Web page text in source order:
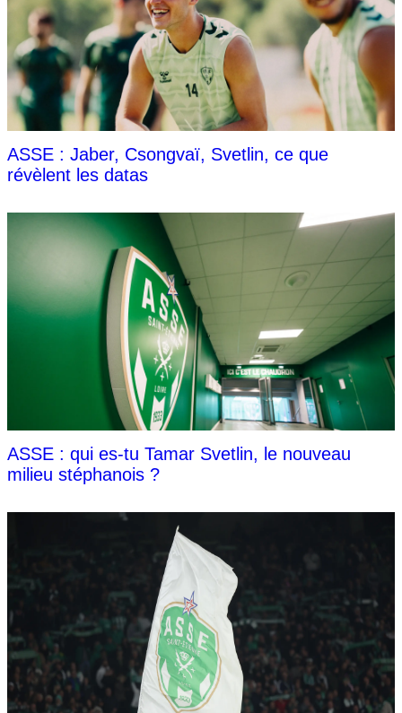
ASSE : Jaber, Csongvaï, Svetlin, ce que
révèlent les datas
ASSE : qui es-tu Tamar Svetlin, le nouveau
milieu stéphanois ?